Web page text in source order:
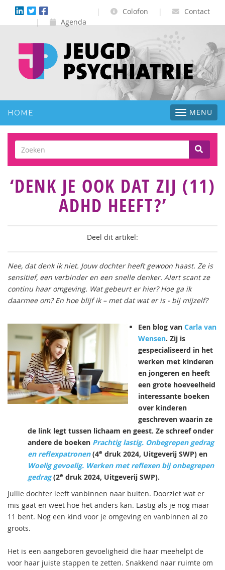
Contact
|
Colofon
|
Agenda
|
MENU
Toggle
HOME
‘DENK JE OOK DAT ZIJ (11)
ADHD HEEFT?’
Deel dit artikel:
Nee, dat denk ik niet. Jouw dochter heeft gewoon haast. Ze is
sensitief, een verbinder en een snelle denker. Alert scant ze
continu haar omgeving. Wat gebeurt er hier? Hoe ga ik
daarmee om? En hoe blijf ik – met dat wat er is - bij mijzelf?
Een blog van Carla van
Wensen. Zij is
gespecialiseerd in het
werken met kinderen
en jongeren en heeft
een grote hoeveelheid
interessante boeken
over kinderen
geschreven waarin ze
de link legt tussen lichaam en geest. Ze schreef onder
andere de boeken Prachtig lastig. Onbegrepen gedrag
en reflexpatronen(4e druk 2024, Uitgeverij SWP) en
Woelig gevoelig. Werken met reflexen bij onbegrepen
gedrag (2e druk 2024, Uitgeverij SWP).
Jullie dochter leeft vanbinnen naar buiten. Doorziet wat er
mis gaat en weet hoe het anders kan. Lastig als je nog maar
11 bent. Nog een kind voor je omgeving en vanbinnen al zo
groots.
Het is een aangeboren gevoeligheid die haar meehelpt de
voor haar juiste stappen te zetten. Snakkend naar ruimte om